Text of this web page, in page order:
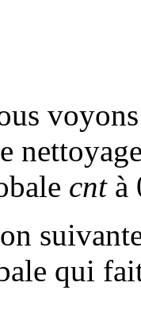
cntà
qui